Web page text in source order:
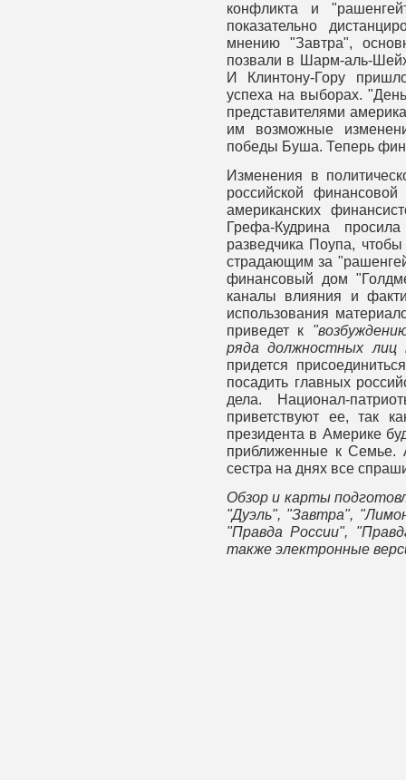
конфликта и
показательно
мнению "Завтра",
позвали в Шарм-аль-
И Клинтону-Гору
успеха на выборах.
представителями
им возможные
победы Буша. Теперь
Изменения в
российской
американских
Грефа-Кудрина
разведчика Поупа,
страдающим за
финансовый дом
каналы влияния и
использования
приведет к
ряда должностных лиц
придется
посадить главных
дела. Национал-
приветствуют ее, так
президента в Америке
приближенные к
сестра на днях все
Обзор и карты
"Дуэль", "Завтра",
"Правда России",
также электронные